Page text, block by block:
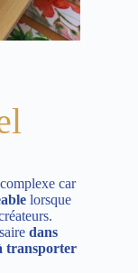
car
lorsque
dans
transporter